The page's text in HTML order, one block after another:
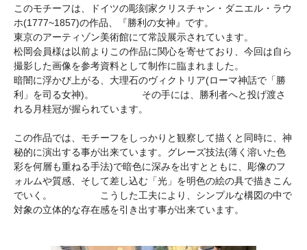
このモチーフは、ドイツの彫刻家クリスチャン・ダニエル・ラウ
ホ(1777~1857)の作品、『勝利の女神』です。
東京のアーティゾン美術館にて常設展示されています。
松岡会員様は以前よりこの作品に関心を寄せており、今回は自ら
撮影した画像を参考資料として制作に臨まれました。
暗闇に浮かび上がる、大理石のヴィクトリア(ローマ神話で「勝
利」を司る女神)。 その手には、勝利者へと投げ渡さ
れる月桂冠が握られています。
この作品では、モチーフをしっかりと観察して描くと同時に、神
秘的に演出する事が出来ています。グレーズ技法(薄く溶いた色
彩を何層も重ねる手法)で暗色に深みを出すとともに、彫像のフ
ォルムや質感、そして差し込む「光」を明色の絵の具で描きこん
でいく。 こうした工夫により、シンプルな構図の中で
対象の立体的な存在感を引き出す事が出来ています。